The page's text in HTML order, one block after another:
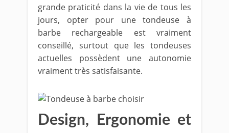
grande praticité dans la vie de tous les
jours, opter pour une tondeuse à
barbe rechargeable est vraiment
conseillé, surtout que les tondeuses
actuelles possèdent une autonomie
vraiment très satisfaisante.
Design, Ergonomie et